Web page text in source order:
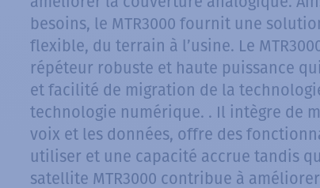
besoins, le MTR3000 fournit une
flexible, du terrain à l’usine. Le
répéteur robuste et haute puissance
et facilité de migration de la
technologie numérique. . Il intègre de
voix et les données, offre des
utiliser et une capacité accrue tandis
satellite MTR3000 contribue à